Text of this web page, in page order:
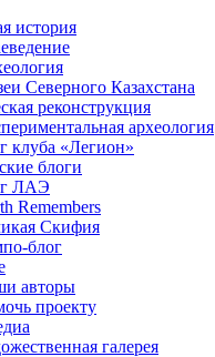
история
Северного Казахстана
реконструкция
археология
клуба «Легион»
блоги
ЛАЭ
Remembers
Скифия
блог
авторы
проекту
галерея